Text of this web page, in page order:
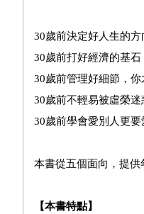
30歲前決定好人生的方
30歲前打好經濟的基石
30歲前管理好細節，你
30歲前不輕易被虛榮迷
30歲前學會愛別人更要
本書從五個面向，提供
【本書特點】